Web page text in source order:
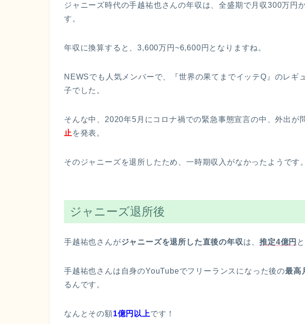
ジャニーズ時代の手越祐也さんの年収は、全盛期で月収300万円
す。
年収に換算すると、3,600万円~6,600円となりますね。
NEWSでも人気メンバーで、『世界の果てまでイッテQ』のレギ
子でした。
そんな中、2020年5月にコロナ禍での緊急事態宣言の中、外出が
止 を発表。
そのジャニーズを退所したため、一時期収入がなかったようです。
ジャニーズ退所後
手越祐也さんがジャニーズを退所した直後の年収 は、推定4億円
手越祐也さんは自身のYouTubeでフリーランスになった後の最高
るんです。
なんとその額1億円以上です！